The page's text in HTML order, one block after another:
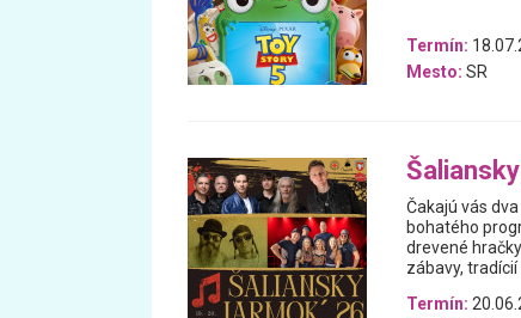
Termín:
Mesto: SR
Čakajú vás
bohatého
drevené
zábavy,
Termín: